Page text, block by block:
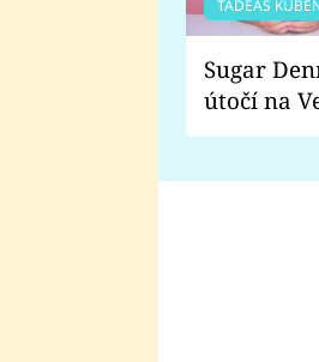
TADEÁŠ
Sugar
útočí na
Proč je